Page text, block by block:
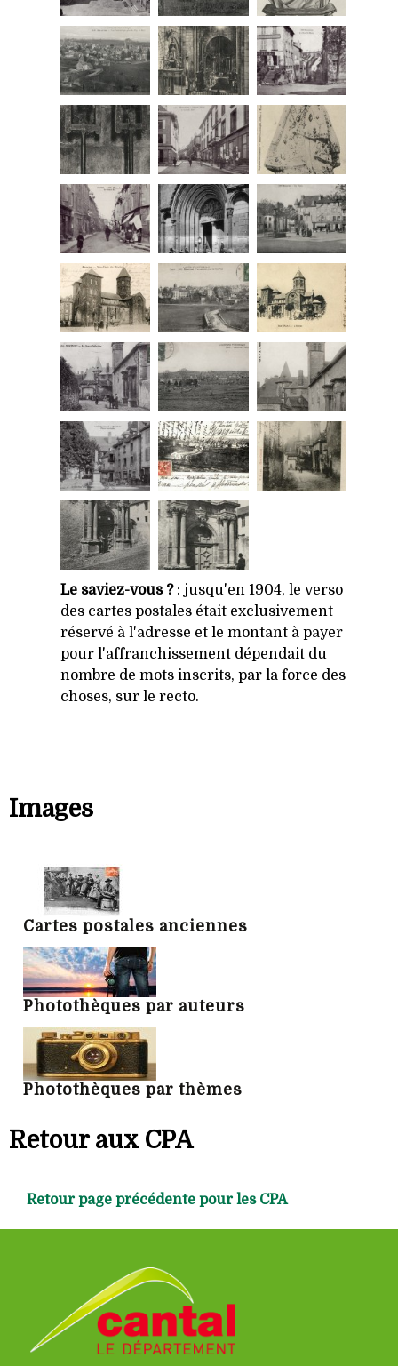
Le saviez-vous ?: jusqu'en 1904, le verso
des cartes postales était exclusivement
réservé à l'adresse et le montant à payer
pour l'affranchissement dépendait du
nombre de mots inscrits, par la force des
choses, sur le recto.
Images
Cartes postales anciennes
Photothèques par auteurs
Photothèques par thèmes
Retour aux CPA
Retour page précédente pour les CPA